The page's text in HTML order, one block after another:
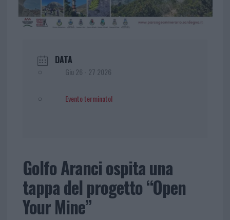
DATA
Giu 26 - 27 2026
Evento terminato!
Golfo Aranci ospita una
tappa del progetto “Open
Your Mine”